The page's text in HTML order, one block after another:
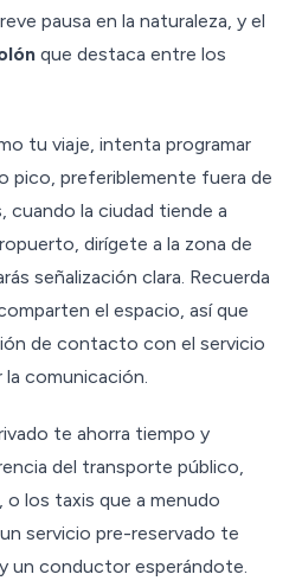
pausa en la naturaleza, y el
que destaca entre los
tu viaje, intenta programar
pico, preferiblemente fuera de
cuando la ciudad tiende a
dirígete a la zona de
señalización clara. Recuerda
el espacio, así que
de contacto con el servicio
comunicación.
te ahorra tiempo y
del transporte público,
los taxis que a menudo
servicio pre-reservado te
un conductor esperándote.